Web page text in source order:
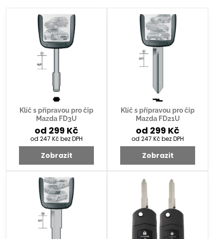
Klíč s přípravou pro čip
Mazda FD3U
od 299 Kč
od 247 Kčbez DPH
Zobrazit
Klíč s přípravou pro čip
Mazda FD21U
od 299 Kč
od 247 Kčbez DPH
Zobrazit